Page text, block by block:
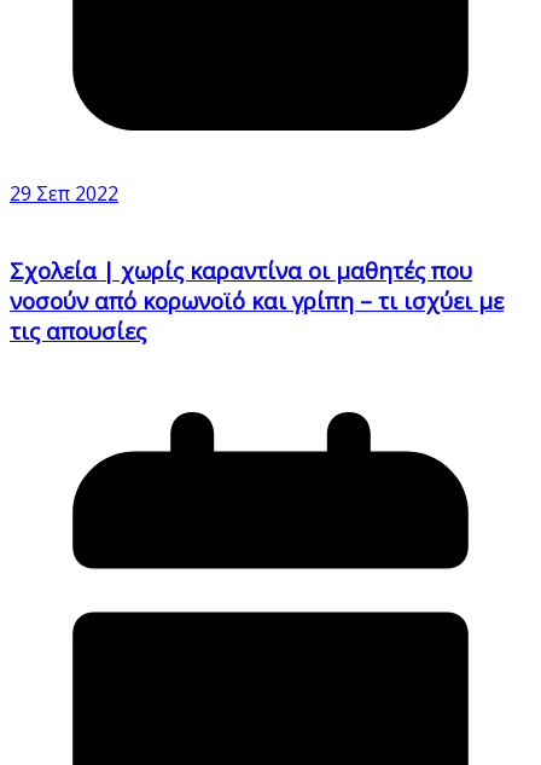
29 Σεπ 2022
Σχολεία | χωρίς καραντίνα οι μαθητές που
νοσούν από κορωνοϊό και γρίπη – τι ισχύει με
τις απουσίες